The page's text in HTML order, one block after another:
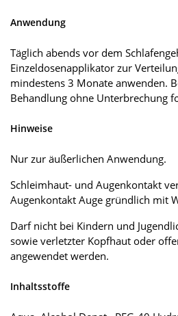
Anwendung
Täglich abends vor dem
Einzeldosenapplikator zur
mindestens 3 Monate anwenden.
Behandlung ohne Unterbrechung
Hinweise
Nur zur äußerlichen Anwendung.
Schleimhaut- und Augenkontakt
Augenkontakt Auge gründlich mit
Darf nicht bei Kindern und
sowie verletzter Kopfhaut oder
angewendet werden.
Inhaltsstoffe